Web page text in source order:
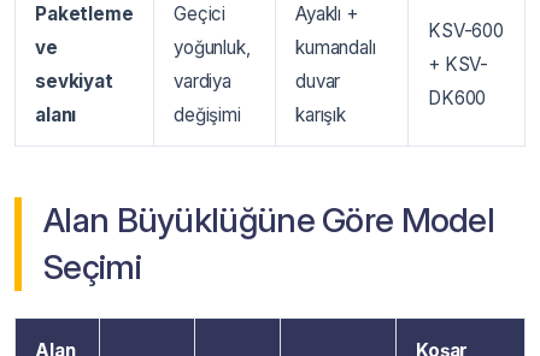
Paketleme
ve
sevkiyat
alanı
Geçici
yoğunluk,
vardiya
değişimi
Ayaklı +
kumandalı
duvar
karışık
KSV-600
+ KSV-
DK600
Alan Büyüklüğüne Göre Model
Seçimi
Alan Koşar